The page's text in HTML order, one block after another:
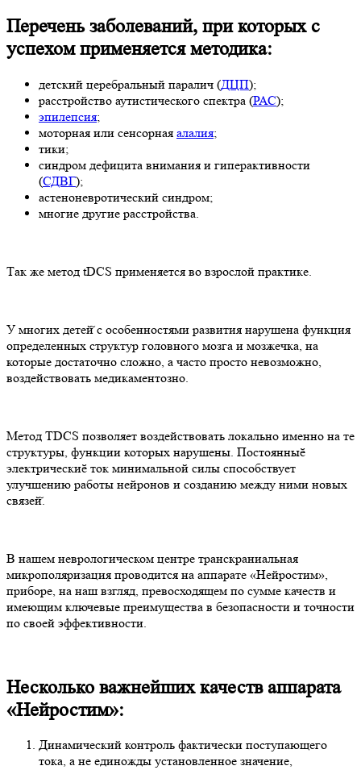
Перечень заболеваний, при которых с
успехом применяется методика:
детский церебральный паралич (ДЦП);
расстройство аутистического спектра (РАС);
эпилепсия;
моторная или сенсорная алалия;
тики;
синдром дефицита внимания и гиперактивности
(СДВГ);
астеноневротический синдром;
многие другие расстройства.
Так же метод tDCS применяется во взрослой практике.
У многих детей̆ с особенностями развития нарушена функция
определенных структур головного мозга и мозжечка, на
которые достаточно сложно, а часто просто невозможно,
воздействовать медикаментозно.
Метод TDCS позволяет воздействовать локально именно на те
структуры, функции которых нарушены. Постоянныӗ
электрическиӗ ток минимальной силы способствует
улучшению работы нейронов и созданию между ними новых
связей̆.
В нашем неврологическом центре транскраниальная
микрополяризация проводится на аппарате «Нейростим»,
приборе, на наш взгляд, превосходящем по сумме качеств и
имеющим ключевые преимущества в безопасности и точности
по своей эффективности.
Несколько важнейших качеств аппарата
«Нейростим»:
Динамический контроль фактически поступающего
тока, а не единожды установленное значение,